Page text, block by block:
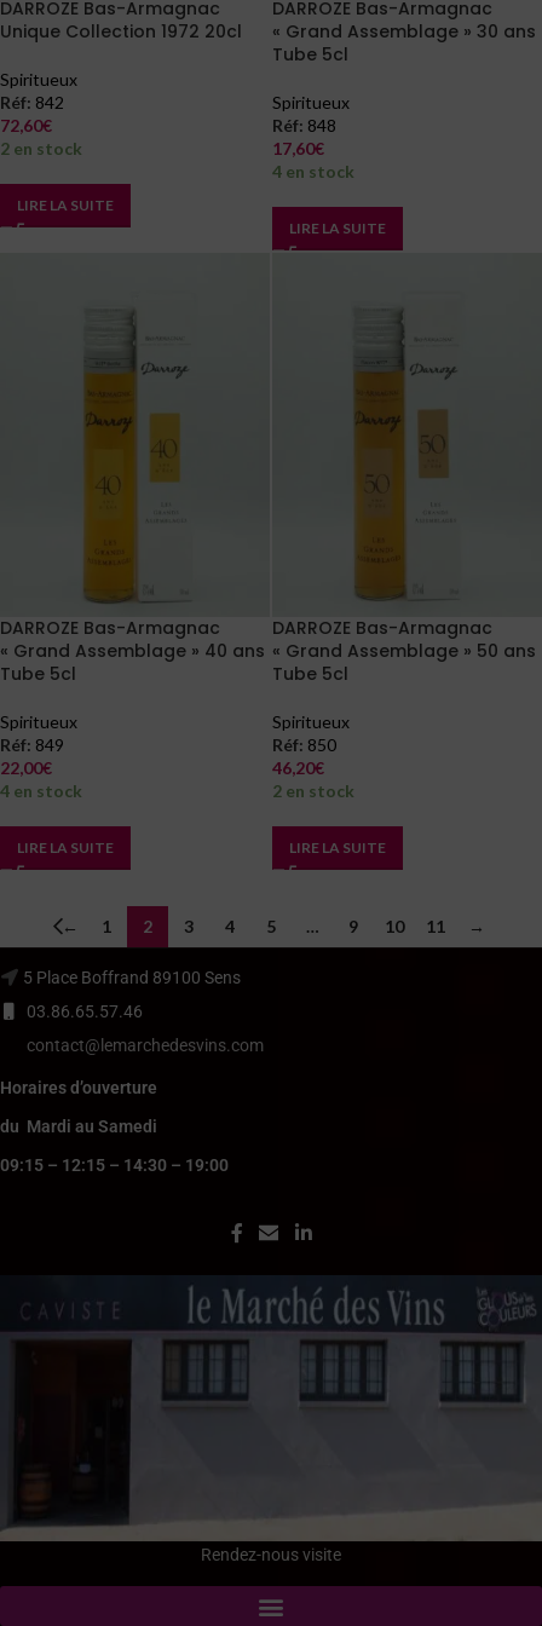
DARROZE Bas-Armagnac
Unique Collection 1972 20cl
Spiritueux
Réf: 842
72,60€
2 en stock
LIRE LA SUITE
DARROZE Bas-Armagnac
« Grand Assemblage » 30 ans
Tube 5cl
Spiritueux
Réf: 848
17,60€
4 en stock
LIRE LA SUITE
DARROZE Bas-Armagnac
« Grand Assemblage » 40 ans
Tube 5cl
Spiritueux
Réf: 849
22,00€
4 en stock
LIRE LA SUITE
DARROZE Bas-Armagnac
« Grand Assemblage » 50 ans
Tube 5cl
Spiritueux
Réf: 850
46,20€
2 en stock
LIRE LA SUITE
← 1 2 3 4 5 … 9 10 11 →
5 Place Boffrand 89100 Sens
03.86.65.57.46
contact@lemarchedesvins.com
Horaires d’ouverture
du Mardi au Samedi
09:15 – 12:15 – 14:30 – 19:00
Rendez-nous visite